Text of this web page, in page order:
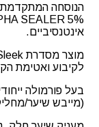
אינטנסיביים.
לקיבוע ואטימת
בעל פורמולה
(מייבש שיער/